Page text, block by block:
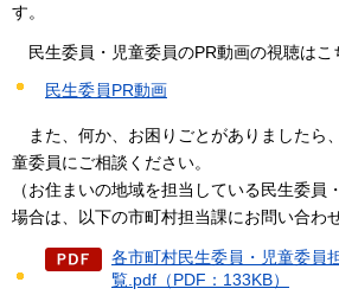
す。
民生委員・児童委員のPR動画の視聴はこ
民生委員PR動画
また、何か、 お困りごとがありましたら
童委員にご相談ください。
（お住まいの地域を担当している民生委員
場合は、以下の市町村担当課にお問い合わ
各市町村民生委員・児童委員
覧.pdf（PDF：133KB）